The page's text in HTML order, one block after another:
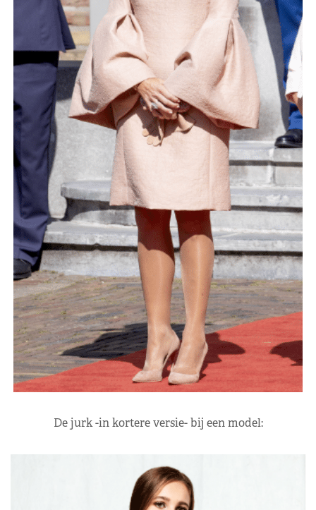
De jurk -in kortere versie- bij een model: